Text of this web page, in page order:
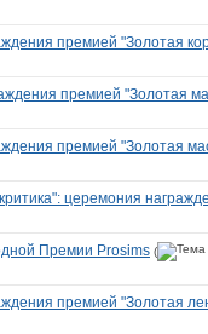
премией "Золотая
премией "Золотая
премией "Золотая
критика": церемония
Премии Prosims (
премией "Золотая